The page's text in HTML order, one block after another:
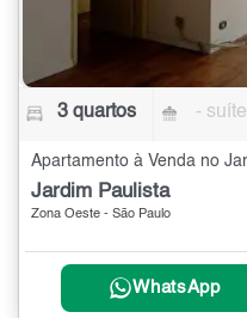
3 quartos - suíte
Jardim Paulista
Zona Oeste - São Paulo
WhatsApp